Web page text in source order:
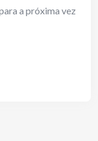
a próxima vez